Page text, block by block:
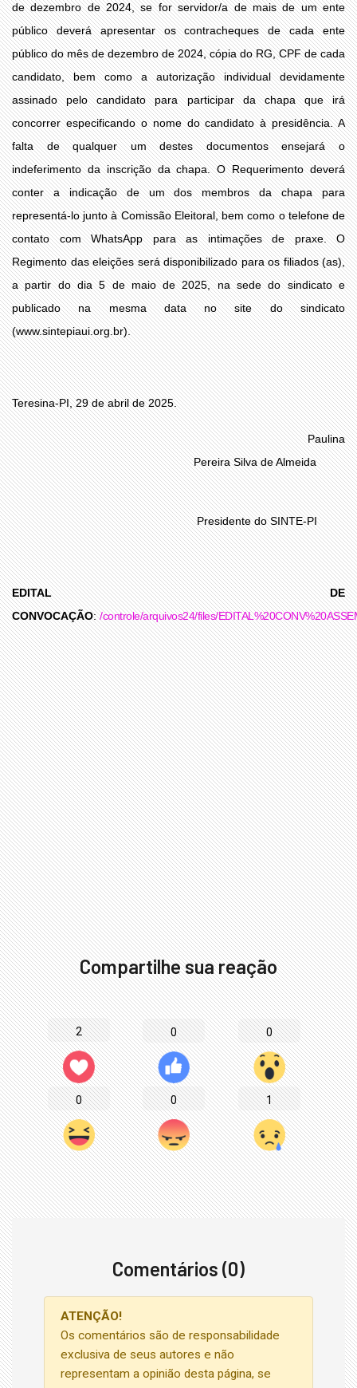
de dezembro de 2024, se for servidor/a de mais de um ente
público deverá apresentar os contracheques de cada ente
público do mês de dezembro de 2024, cópia do RG, CPF de cada
candidato, bem como a autorização individual devidamente
assinado pelo candidato para participar da chapa que irá
concorrer especificando o nome do candidato à presidência. A
falta de qualquer um destes documentos ensejará o
indeferimento da inscrição da chapa. O Requerimento deverá
conter a indicação de um dos membros da chapa para
representá-lo junto à Comissão Eleitoral, bem como o telefone de
contato com WhatsApp para as intimações de praxe. O
Regimento das eleições será disponibilizado para os filiados (as),
a partir do dia 5 de maio de 2025, na sede do sindicato e
publicado na mesma data no site do sindicato
(www.sintepiaui.org.br).
Teresina-PI, 29 de abril de 2025.
Paulina
Pereira Silva de Almeida
Presidente do SINTE-PI
EDITAL DE
CONVOCAÇÃO:/controle/arquivos24/files/
Compartilhe sua reação
2 0 0
0 0 1
Comentários (0)
ATENÇÃO!
Os comentários são de responsabilidade
exclusiva de seus autores e não
representam a opinião desta página, se